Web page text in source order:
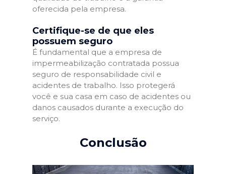
oferecida pela empresa.
Certifique-se de que eles
possuem seguro
É fundamental que a empresa de
impermeabilização contratada possua
seguro de responsabilidade civil e
acidentes de trabalho. Isso protegerá
você e sua casa em caso de acidentes ou
danos causados durante a execução do
serviço.
Conclusão